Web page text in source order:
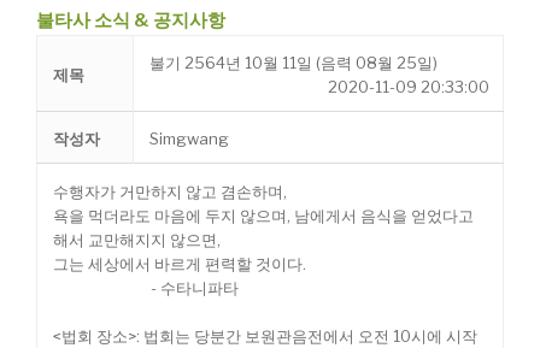
불타사 소식 & 공지사항
제목
불기 2564년 10월 11일 (음력 08월 25일)
2020-11-09 20:33:00
작성자 Simgwang
수행자가 거만하지 않고 겸손하며,
욕을 먹더라도 마음에 두지 않으며, 남에게서 음식을 얻었다고
해서 교만해지지 않으면,
그는 세상에서 바르게 편력할 것이다.
- 수타니파타
<법회 장소>: 법회는 당분간 보원관음전에서 오전 10시에 시작